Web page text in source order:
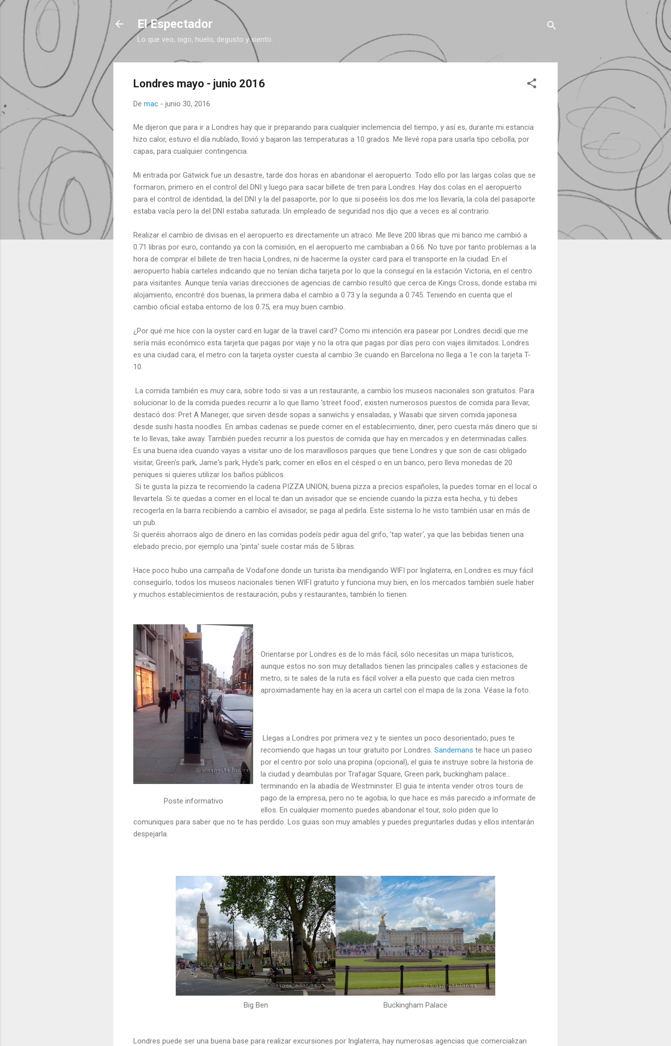
El Espectador
Lo que veo, oigo, huelo, degusto y siento.
Londres mayo - junio 2016
De mac - junio 30, 2016
Me dijeron que para ir a Londres hay que ir preparando para cualquier inclemencia del tiempo, y así es, durante mi estancia
hizo calor, estuvo el día nublado, llovió y bajaron las temperaturas a 10 grados. Me llevé ropa para usarla tipo cebolla, por
capas, para cualquier contingencia.
Mi entrada por Gatwick fue un desastre, tarde dos horas en abandonar el aeropuerto. Todo ello por las largas colas que se
formaron, primero en el control del DNI y luego para sacar billete de tren para Londres. Hay dos colas en el aeropuerto
para el control de identidad, la del DNI y la del pasaporte, por lo que si poseéis los dos me los llevaría, la cola del pasaporte
estaba vacía pero la del DNI estaba saturada. Un empleado de seguridad nos dijo que a veces es al contrario.
Realizar el cambio de divisas en el aeropuerto es directamente un atraco. Me lleve 200 libras que mi banco me cambió a
0.71 libras por euro, contando ya con la comisión, en el aeropuerto me cambiaban a 0.66. No tuve por tanto problemas a la
hora de comprar el billete de tren hacia Londres, ni de hacerme la oyster card para el transporte en la ciudad. En el
aeropuerto había carteles indicando que no tenían dicha tarjeta por lo que la conseguí en la estación Victoria, en el centro
para visitantes. Aunque tenía varias direcciones de agencias de cambio resultó que cerca de Kings Cross, donde estaba mi
alojamiento, encontré dos buenas, la primera daba el cambio a 0.73 y la segunda a 0.745. Teniendo en cuenta que el
cambio oficial estaba entorno de los 0.75, era muy buen cambio.
¿Por qué me hice con la oyster card en lugar de la travel card? Como mi intención era pasear por Londres decidí que me
sería más económico esta tarjeta que pagas por viaje y no la otra que pagas por días pero con viajes ilimitados. Londres
es una ciudad cara, el metro con la tarjeta oyster cuesta al cambio 3e cuando en Barcelona no llega a 1e con la tarjeta T-
10.
La comida también es muy cara, sobre todo si vas a un restaurante, a cambio los museos nacionales son gratuitos. Para
solucionar lo de la comida puedes recurrir a lo que llamo 'street food', existen numerosos puestos de comida para llevar,
destacó dos: Pret A Maneger, que sirven desde sopas a sanwichs y ensaladas, y Wasabi que sirven comida japonesa
desde sushi hasta noodles. En ambas cadenas se puede comer en el establecimiento, diner, pero cuesta más dinero que si
te lo llevas, take away. También puedes recurrir a los puestos de comida que hay en mercados y en determinadas calles.
Es una buena idea cuando vayas a visitar uno de los maravillosos parques que tiene Londres y que son de casi obligado
visitar, Green's park, Jame's park, Hyde's park, comer en ellos en el césped o en un banco, pero lleva monedas de 20
peniques si quieres utilizar los baños públicos.
Si te gusta la pizza te recomiendo la cadena PIZZA UNION, buena pizza a precios españoles, la puedes tomar en el local o
llevartela. Si te quedas a comer en el local te dan un avisador que se enciende cuando la pizza esta hecha, y tú debes
recogerla en la barra recibiendo a cambio el avisador, se paga al pedirla. Este sistema lo he visto también usar en más de
un pub.
Si queréis ahorraos algo de dinero en las comidas podeís pedir agua del grifo, 'tap water', ya que las bebidas tienen una
elebado precio, por ejemplo una 'pinta' suele costar más de 5 libras.
Hace poco hubo una campaña de Vodafone donde un turista iba mendigando WIFI por Inglaterra, en Londres es muy fácil
conseguirlo, todos los museos nacionales tienen WIFI gratuito y funciona muy bien, en los mercados también suele haber
y muchos establecimientos de restauración, pubs y restaurantes, también lo tienen.
Poste informativo
Orientarse por Londres es de lo más fácil, sólo necesitas un mapa turísticos,
aunque estos no son muy detallados tienen las principales calles y estaciones de
metro, si te sales de la ruta es fácil volver a ella puesto que cada cien metros
aproximadamente hay en la acera un cartel con el mapa de la zona. Véase la foto.
Llegas a Londres por primera vez y te sientes un poco desorientado, pues te
recomiendo que hagas un tour gratuito por Londres. Sandemans te hace un paseo
por el centro por solo una propina (opcional), el guia te instruye sobre la historia de
la ciudad y deambulas por Trafagar Square, Green park, buckingham palace...
terminando en la abadía de Westminster. El guia te intenta vender otros tours de
pago de la empresa, pero no te agobia, lo que hace es más parecido a informate de
ellos. En cualquier momento puedes abandonar el tour, solo piden que lo
comuniques para saber que no te has perdido. Los guias son muy amables y puedes preguntarles dudas y ellos intentarán
despejarla.
Big Ben Buckingham Palace
Londres puede ser una buena base para realizar excursiones por Inglaterra, hay numerosas agencias que comercializan